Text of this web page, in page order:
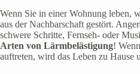
Wenn Sie in einer Wohnung leben,
aus der Nachbarschaft gestört.
schwere Schritte, Fernseh- oder
Arten von Lärmbelästigung!
auftreten, wird das Leben zu Hause